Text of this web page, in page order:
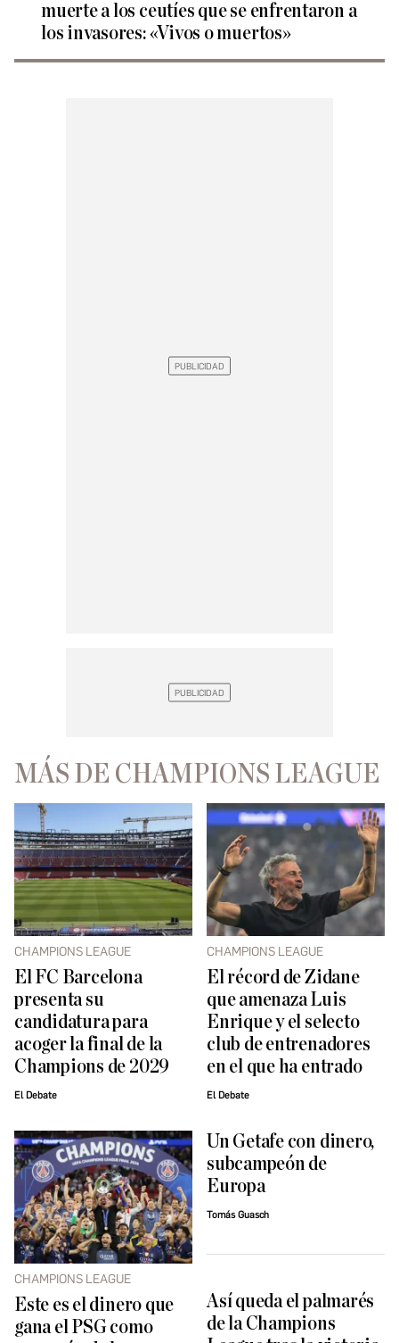
muerte a los ceutíes que se enfrentaron a
los invasores: «Vivos o muertos»
MÁS DE CHAMPIONS LEAGUE
CHAMPIONS LEAGUE
El FC Barcelona
presenta su
candidatura para
acoger la final de la
Champions de 2029
El Debate
CHAMPIONS LEAGUE
El récord de Zidane
que amenaza Luis
Enrique y el selecto
club de entrenadores
en el que ha entrado
El Debate
CHAMPIONS LEAGUE
Este es el dinero que
gana el PSG como
Un Getafe con dinero,
subcampeón de
Europa
Tomás Guasch
Así queda el palmarés
de la Champions